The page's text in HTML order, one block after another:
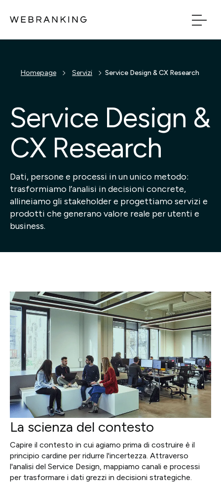
Build
Bridge
Tech
Chi Siamo
Cosa facciamo
Contatti
Italiano
Homepage Servizi Service Design & CX Research
Service Design &
CX Research
Dati, persone e processi in un unico metodo:
trasformiamo l’analisi in decisioni concrete,
allineiamo gli stakeholder e progettiamo servizi e
prodotti che generano valore reale per utenti e
business.
La scienza del contesto
Capire il contesto in cui agiamo prima di costruire è il
principio cardine per ridurre l'incertezza. Attraverso
l'analisi del Service Design, mappiamo canali e processi
per trasformare i dati grezzi in decisioni strategiche.